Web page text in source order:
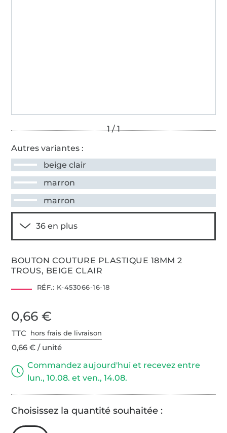
Autres variantes :
beige clair
marron
marron
BOUTON COUTURE PLASTIQUE 18MM 2
TROUS, BEIGE CLAIR
RÉF.: K-453066-16-18
0,66 €
TTC hors frais de livraison
0,66 € / unité
Commandez aujourd'hui et recevez entre
lun., 10.08. et ven., 14.08.
Choisissez la quantité souhaitée :